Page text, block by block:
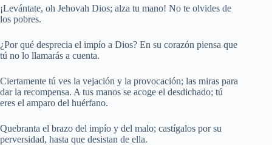
¡Levántate, oh Jehovah Dios; alza tu mano! No te olvides de
los pobres.
¿Por qué desprecia el impío a Dios? En su corazón piensa que
tú no lo llamarás a cuenta.
Ciertamente tú ves la vejación y la provocación; las miras para
dar la recompensa. A tus manos se acoge el desdichado; tú
eres el amparo del huérfano.
Quebranta el brazo del impío y del malo; castígalos por su
perversidad, hasta que desistan de ella.